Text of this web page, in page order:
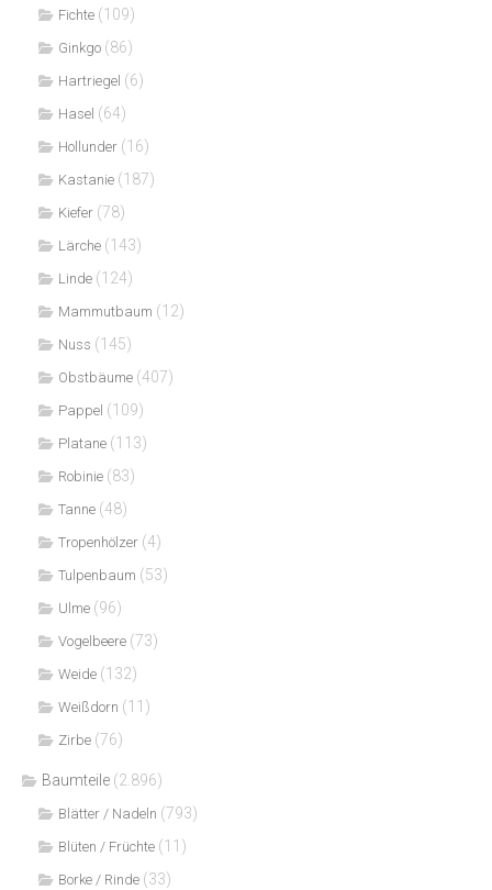
Fichte (109)
Ginkgo (86)
Hartriegel (6)
Hasel (64)
Hollunder (16)
Kastanie (187)
Kiefer (78)
Lärche (143)
Linde (124)
Mammutbaum (12)
Nuss (145)
Obstbäume (407)
Pappel (109)
Platane (113)
Robinie (83)
Tanne (48)
Tropenhölzer (4)
Tulpenbaum (53)
Ulme (96)
Vogelbeere (73)
Weide (132)
Weißdorn (11)
Zirbe (76)
Baumteile (2.896)
Blätter / Nadeln (793)
Blüten / Früchte (11)
Borke / Rinde (33)